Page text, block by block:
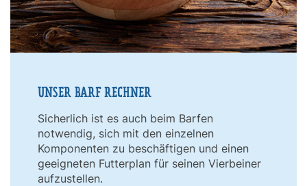
UNSER BARF RECHNER
Sicherlich ist es auch beim Barfen
notwendig, sich mit den einzelnen
Komponenten zu beschäftigen und einen
geeigneten Futterplan für seinen Vierbeiner
aufzustellen.